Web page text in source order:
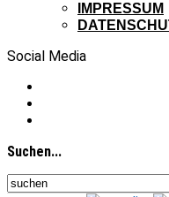
IMPRESSUM
Social Media
Suchen...